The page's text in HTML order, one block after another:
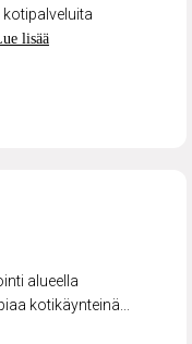
lisää
alueella
kotikäynteinä...